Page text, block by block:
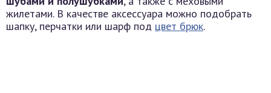
жилетами. В качестве аксессуара можно подобрать
шапку, перчатки или шарф под цвет брюк.